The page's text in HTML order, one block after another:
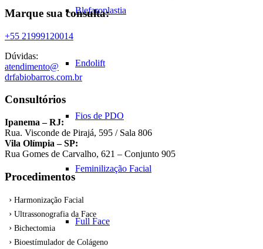
Blefaroplastia
Endolift
Fios de PDO
Feminilização Facial
Full Face
Marque sua consulta:
+55 21999120014
Dúvidas:
atendimento@
drfabiobarros.com.br
Consultórios
Ipanema – RJ:
Rua. Visconde de Pirajá, 595 / Sala 806
Vila Olímpia – SP:
Rua Gomes de Carvalho, 621 – Conjunto 905
Procedimentos
Harmonização Facial
Ultrassonografia da Face
Bichectomia
Bioestímulador de Colágeno